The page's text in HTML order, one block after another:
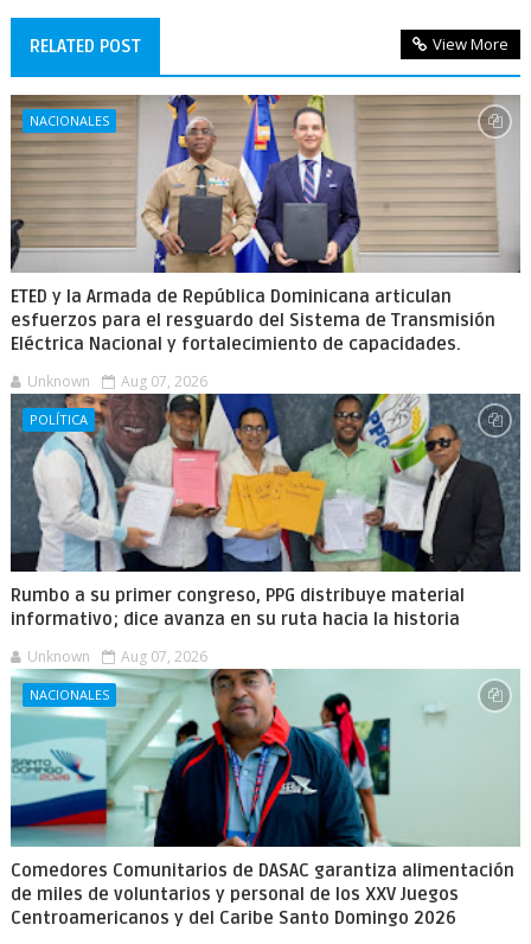
RELATED POST View More
NACIONALES
ETED y la Armada de República Dominicana articulan
esfuerzos para el resguardo del Sistema de Transmisión
Eléctrica Nacional y fortalecimiento de capacidades.
Unknown Aug 07, 2026
POLÍTICA
Rumbo a su primer congreso, PPG distribuye material
informativo; dice avanza en su ruta hacia la historia
Unknown Aug 07, 2026
NACIONALES
Comedores Comunitarios de DASAC garantiza alimentación
de miles de voluntarios y personal de los XXV Juegos
Centroamericanos y del Caribe Santo Domingo 2026